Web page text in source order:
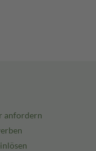
anfordern